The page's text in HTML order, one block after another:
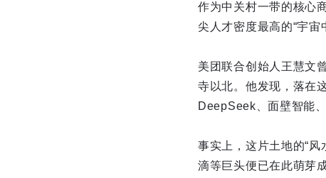
作为中关村一带的核心
尖人才密度最高的“宇宙
美团联合创始人王慧文
寺以北。他发现，落在
DeepSeek、面壁智能
事实上，这片土地的“
滴等巨头便已在此萌芽